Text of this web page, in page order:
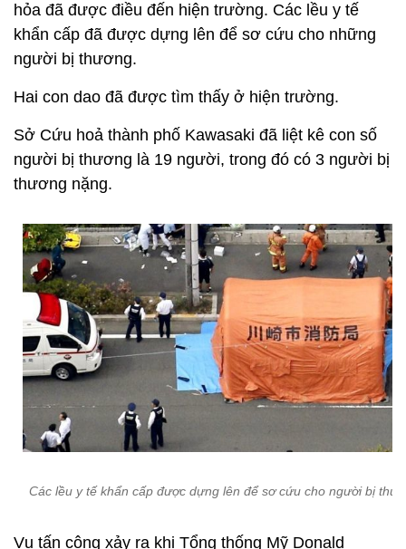
hỏa đã được điều đến hiện trường. Các lều y tế
khẩn cấp đã được dựng lên để sơ cứu cho những
người bị thương.
Hai con dao đã được tìm thấy ở hiện trường.
Sở Cứu hoả thành phố Kawasaki đã liệt kê con số
người bị thương là 19 người, trong đó có 3 người bị
thương nặng.
Các lều y tế khẩn cấp được dựng lên để sơ cứu cho người bị
Vụ tấn công xảy ra khi Tổng thống Mỹ Donald